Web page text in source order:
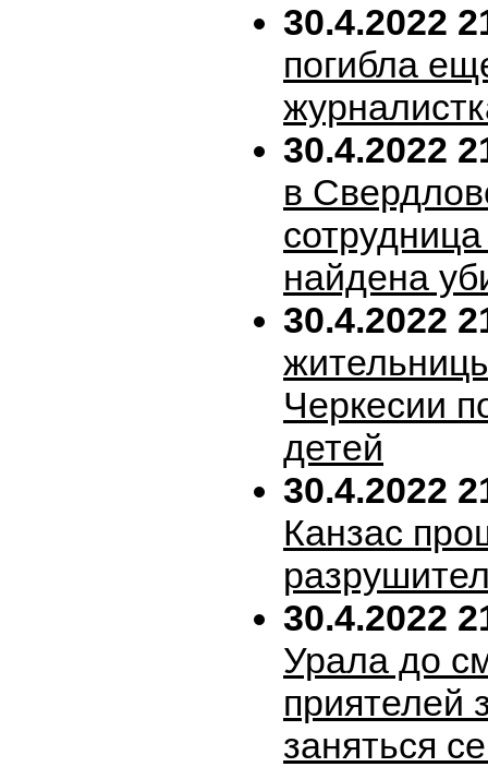
30.4.2022
погибла
30.4.2022
в
найдена
30.4.2022
Черкесии
детей
30.4.2022
Канзас
30.4.2022
Урала до
приятелей
заняться